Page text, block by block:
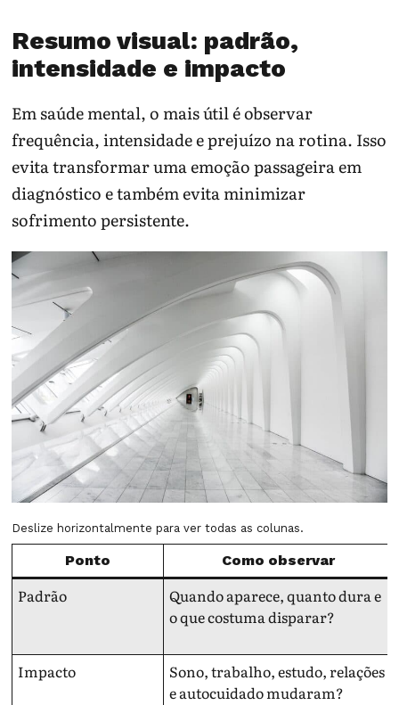
Resumo visual: padrão,
intensidade e impacto
Em saúde mental, o mais útil é observar
frequência, intensidade e prejuízo na rotina. Isso
evita transformar uma emoção passageira em
diagnóstico e também evita minimizar
sofrimento persistente.
Deslize horizontalmente para ver todas as colunas.
Ponto Como observar
Padrão
Quando aparece, quanto dura e
o que costuma disparar?
Impacto
Sono, trabalho, estudo, relações
e autocuidado mudaram?